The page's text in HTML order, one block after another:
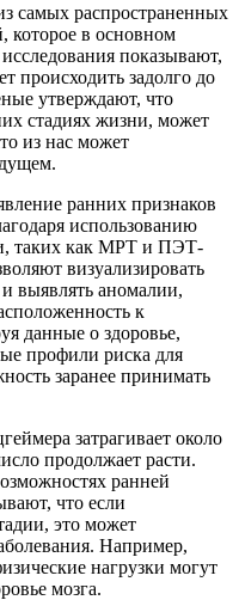
самых распространенных
которое в основном
показывают,
происходить задолго до
утверждают, что
стадиях жизни, может
из нас может
ранних признаков
использованию
таких как МРТ и ПЭТ-
визуализировать
выявлять аномалии,
к
данные о здоровье,
профили риска для
заранее принимать
затрагивает около
продолжает расти.
ранней
что если
это может
Например,
нагрузки могут
мозга.